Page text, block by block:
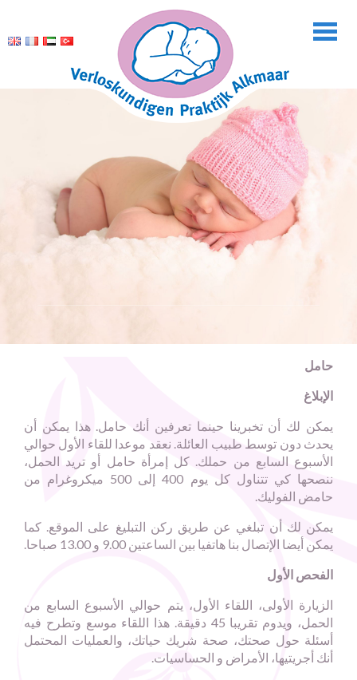
حامل
الإبلاغ
يمكن لك أن تخبرينا حينما تعرفين أنك حامل. هذا يمكن أن
يحدث دون توسط طبيب العائلة. نعقد موعدا للقاء الأول حوالي
الأسبوع السابع من حملك. كل إمرأة حامل أو تريد الحمل،
ننصحها كي تتناول كل يوم 400 إلى 500 ميكروغرام من
حامض الفوليك.
يمكن لك أن تبلغي عن طريق ركن التبليغ على الموقع. كما
يمكن أيضا الإتصال بنا هاتفيا بين الساعتين 9.00 و 13.00 صباحا.
الفحص الأول
الزيارة الأولى، اللقاء الأول، يتم حوالي الأسبوع السابع من
الحمل، ويدوم تقريبا 45 دقيقة. هذا اللقاء موسع وتطرح فيه
أسئلة حول صحتك، صحة شريك حياتك، والعمليات المحتمل
أنك أجريتيها، الأمراض و الحساسيات.